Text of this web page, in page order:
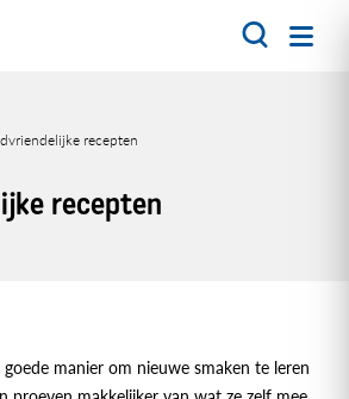
recepten
recepten
manier om nieuwe smaken te leren